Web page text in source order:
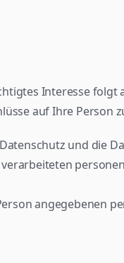
Interesse
auf Ihre Person
und die
angegebenen